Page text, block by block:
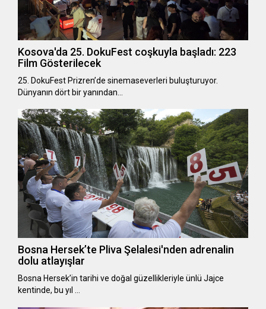
Kosova'da 25. DokuFest coşkuyla başladı: 223
Film Gösterilecek
25. DokuFest Prizren’de sinemaseverleri buluşturuyor.
Dünyanın dört bir yanından…
Bosna Hersek’te Pliva Şelalesi'nden adrenalin
dolu atlayışlar
Bosna Hersek’in tarihi ve doğal güzellikleriyle ünlü Jajce
kentinde, bu yıl …